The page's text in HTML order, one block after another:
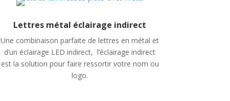
Lettres métal éclairage indirect
Une combinaison parfaite de lettres en métal et
d’un éclairage LED indirect, l’éclairage indirect
est la solution pour faire ressortir votre nom ou
logo.